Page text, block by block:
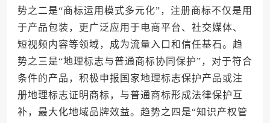
势之二是“商标运用模式多元化”，注册商标不仅是用
于产品包装，更广泛应用于电商平台、社交媒体、
短视频内容等领域，成为流量入口和信任基石。趋
势之三是“地理标志与普通商标协同保护”，对于符合
条件的产品，积极申报国家地理标志保护产品或注
册地理标志证明商标，与普通商标形成法律保护互
补，最大化地域品牌效益。趋势之四是“知识产权管